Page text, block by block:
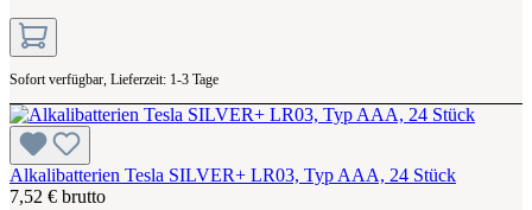
Sofort verfügbar, Lieferzeit: 1-3 Tage
Alkalibatterien Tesla SILVER+ LR03, Typ AAA, 24 Stück
7,52 € brutto